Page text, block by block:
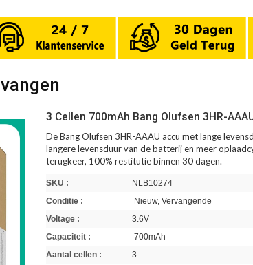
3 Cellen 700mAh Bang Olufsen 3HR-
De Bang Olufsen 3HR-AAAU accu met lange
langere levensduur van de batterij en meer
terugkeer, 100% restitutie binnen 30 dagen.
SKU :
NLB10274
Conditie :
Nieuw, Vervangende
Voltage :
3.6V
Capaciteit :
700mAh
Aantal cellen :
3